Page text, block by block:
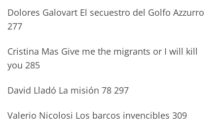
Dolores Galovart El secuestro del Golfo Azzurro
277
Cristina Mas Give me the migrants or I will kill
you 285
David Lladó La misión 78 297
Valerio Nicolosi Los barcos invencibles 309